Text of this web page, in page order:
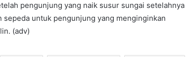
pengunjung yang naik susur sungai setelahnya
sepeda untuk pengunjung yang menginginkan
(adv)